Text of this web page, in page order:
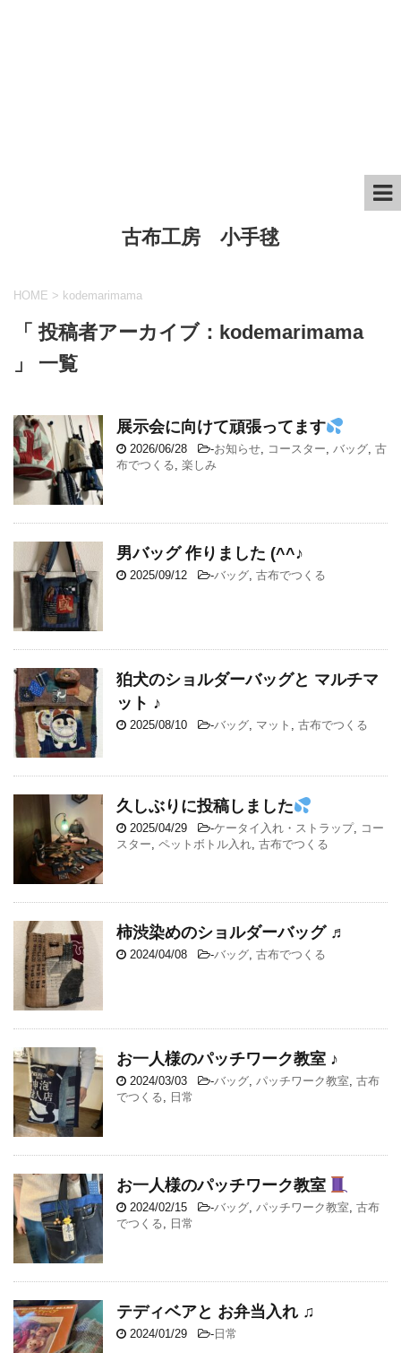
古布工房 小手毬
HOME > kodemarimama
「 投稿者アーカイブ：kodemarimama
」 一覧
展示会に向けて頑張ってます
2026/06/28 -お知らせ コースター バッグ 古
布でつくる 楽しみ
男バッグ 作りました (^^♪
2025/09/12 -バッグ 古布でつくる
狛犬のショルダーバッグと マルチマ
ット ♪
2025/08/10 -バッグ マット 古布でつくる
久しぶりに投稿しました
2025/04/29 -ケータイ入れ・ストラップ, コー
スター ペットボトル入れ 古布でつくる
柿渋染めのショルダーバッグ ♬
2024/04/08 -バッグ 古布でつくる
お一人様のパッチワーク教室 ♪
2024/03/03 -バッグ パッチワーク教室 古布
でつくる
日常
お一人様のパッチワーク教室
2024/02/15 -バッグ パッチワーク教室 古布
でつくる
日常
テディベアと お弁当入れ ♫
2024/01/29 -日常